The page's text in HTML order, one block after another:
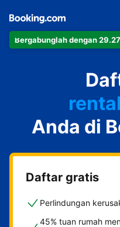
Bergabunglah dengan
bed &
Anda di
Daftar gratis
Perlindungan
45% tuan rumah